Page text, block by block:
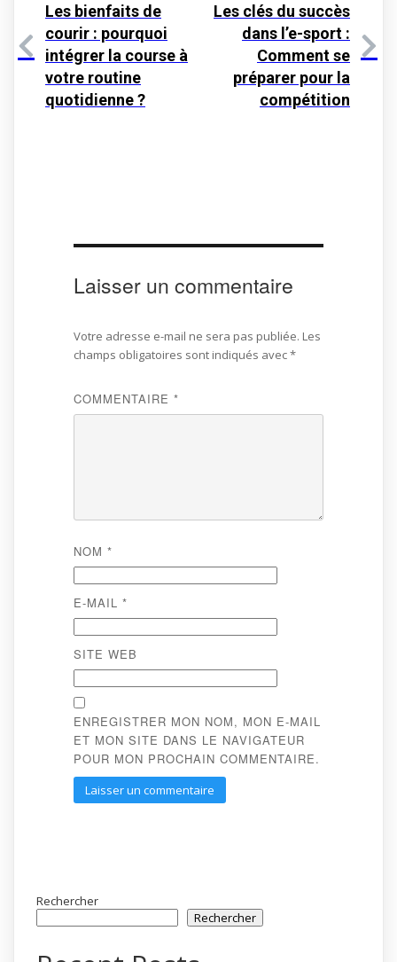
Les bienfaits de
courir : pourquoi
intégrer la course à
votre routine
quotidienne ?
Les clés du succès
dans l’e-sport :
Comment se
préparer pour la
compétition
Laisser un commentaire
Votre adresse e-mail ne sera pas publiée. Les
champs obligatoires sont indiqués avec*
COMMENTAIRE *
NOM *
E-MAIL *
SITE WEB
ENREGISTRER MON NOM, MON E-MAIL
ET MON SITE DANS LE NAVIGATEUR
POUR MON PROCHAIN COMMENTAIRE.
Rechercher
Rechercher